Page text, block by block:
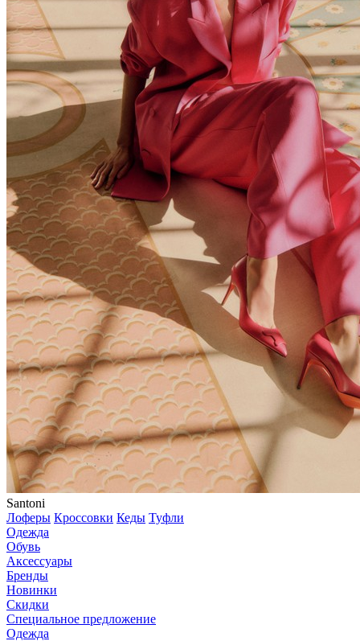
Santoni
Лоферы Кроссовки Кеды Туфли
Одежда
Обувь
Аксессуары
Бренды
Новинки
Скидки
Специальное предложение
Одежда